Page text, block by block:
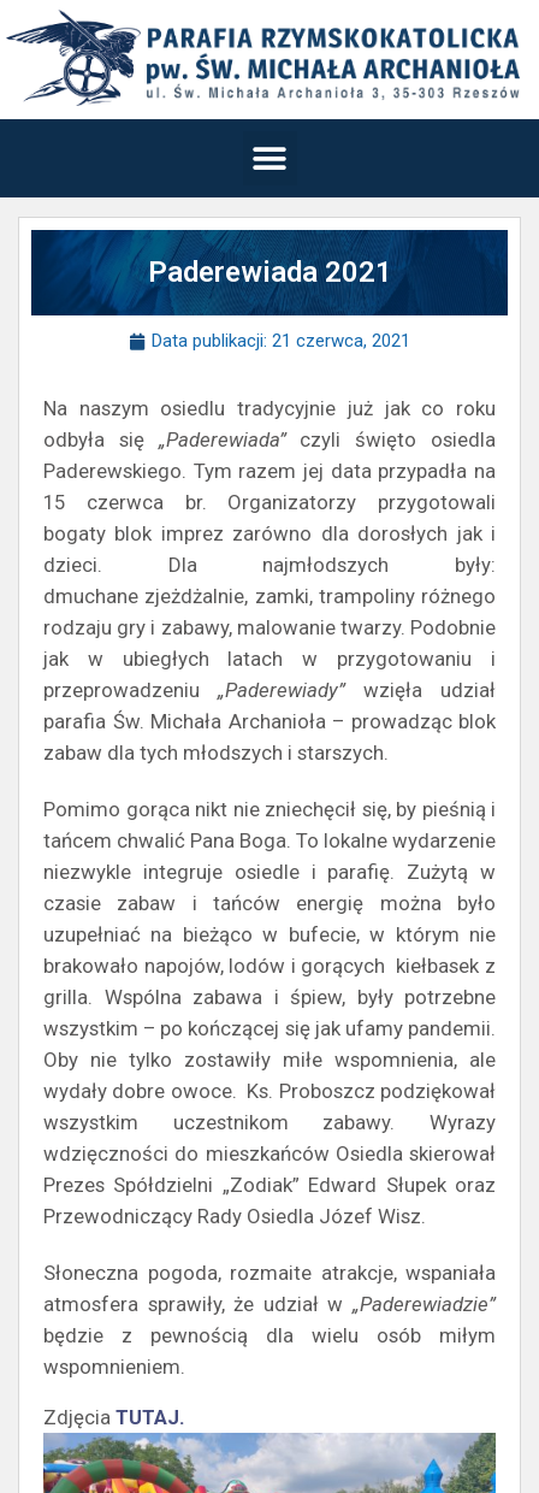
Paderewiada 2021
Data publikacji: 21 czerwca, 2021
Na naszym osiedlu tradycyjnie już jak co roku
odbyła się „Paderewiada”czyli święto osiedla
Paderewskiego. Tym razem jej data przypadła na
15 czerwca br. Organizatorzy przygotowali
bogaty blok imprez zarówno dla dorosłych jak i
dzieci. Dla najmłodszych były:
dmuchane zjeżdżalnie, zamki, trampoliny różnego
rodzaju gry i zabawy, malowanie twarzy. Podobnie
jak w ubiegłych latach w przygotowaniu i
przeprowadzeniu „Paderewiady”wzięła udział
parafia Św. Michała Archanioła – prowadząc blok
zabaw dla tych młodszych i starszych.
Pomimo gorąca nikt nie zniechęcił się, by pieśnią i
tańcem chwalić Pana Boga. To lokalne wydarzenie
niezwykle integruje osiedle i parafię. Zużytą w
czasie zabaw i tańców energię można było
uzupełniać na bieżąco w bufecie, w którym nie
brakowało napojów, lodów i gorących kiełbasek z
grilla. Wspólna zabawa i śpiew, były potrzebne
wszystkim – po kończącej się jak ufamy pandemii.
Oby nie tylko zostawiły miłe wspomnienia, ale
wydały dobre owoce. Ks. Proboszcz podziękował
wszystkim uczestnikom zabawy. Wyrazy
wdzięczności do mieszkańców Osiedla skierował
Prezes Spółdzielni „Zodiak” Edward Słupek oraz
Przewodniczący Rady Osiedla Józef Wisz.
Słoneczna pogoda, rozmaite atrakcje, wspaniała
atmosfera sprawiły, że udział w „Paderewiadzie”
będzie z pewnością dla wielu osób miłym
wspomnieniem.
Zdjęcia TUTAJ.